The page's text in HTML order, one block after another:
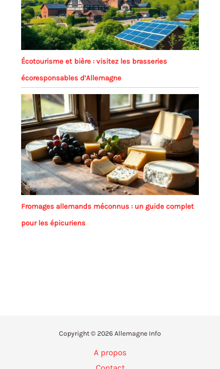
Écotourisme et bière : visitez les brasseries
écoresponsables d’Allemagne
Fromages allemands méconnus : un guide complet
pour les épicuriens
Copyright © 2026 Allemagne Info
A propos